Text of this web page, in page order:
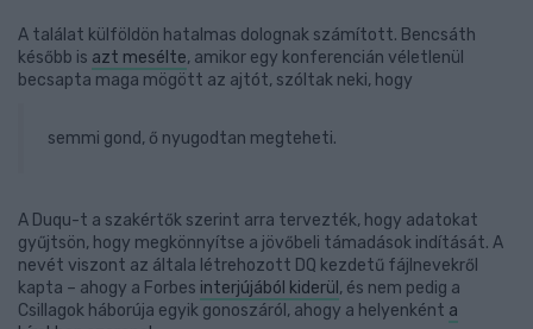
A találat külföldön hatalmas dolognak számított. Bencsáth
később is azt mesélte, amikor egy konferencián véletlenül
becsapta maga mögött az ajtót, szóltak neki, hogy
semmi gond, ő nyugodtan megteheti.
A Duqu-t a szakértők szerint arra tervezték, hogy adatokat
gyűjtsön, hogy megkönnyítse a jövőbeli támadások indítását. A
nevét viszont az általa létrehozott DQ kezdetű fájlnevekről
kapta – ahogy a Forbes interjújából kiderül , és nem pedig a
Csillagok háborúja egyik gonoszáról, ahogy a helyenként a